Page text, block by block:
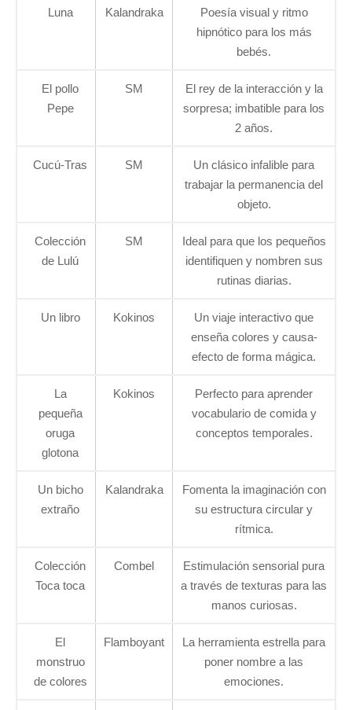
Luna Kalandraka
Poesía visual y ritmo
hipnótico para los más
bebés.
El pollo
Pepe
SM
El rey de la interacción y la
sorpresa; imbatible para los
2 años.
Cucú-Tras SM
Un clásico infalible para
trabajar la permanencia del
objeto.
Colección
de Lulú
SM
Ideal para que los pequeños
identifiquen y nombren sus
rutinas diarias.
Un libro Kokinos
Un viaje interactivo que
enseña colores y causa-
efecto de forma mágica.
La
pequeña
oruga
glotona
Kokinos
Perfecto para aprender
vocabulario de comida y
conceptos temporales.
Un bicho
extraño
Kalandraka
Fomenta la imaginación con
su estructura circular y
rítmica.
Colección
Toca toca
Combel
Estimulación sensorial pura
a través de texturas para las
manos curiosas.
El
monstruo
de colores
Flamboyant
La herramienta estrella para
poner nombre a las
emociones.